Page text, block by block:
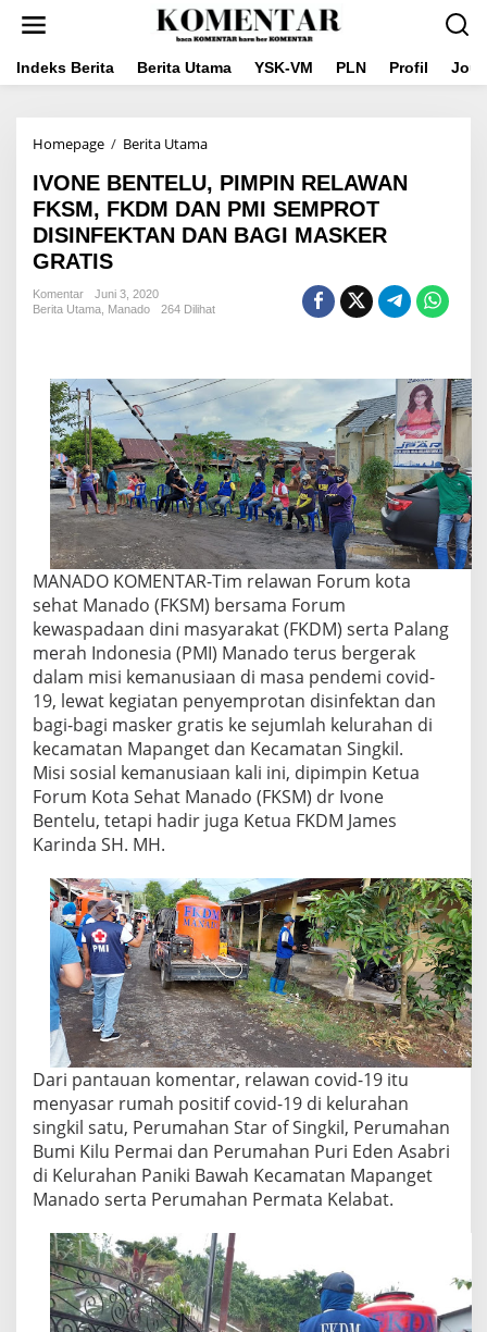
Indeks Berita Berita Utama YSK-VM PLN Profil
Homepage / Berita UtamaIVONE
PIMPIN
RELAWAN
FKSM,
FKDM
DISINFEKTAN
MASKER
GRATIS
IVONE BENTELU, PIMPIN RELAWAN
FKSM, FKDM DAN PMI SEMPROT
DISINFEKTAN DAN BAGI MASKER
GRATIS
Komentar
Juni 3, 2020
Berita Utama Manado 264 Dilihat
MANADO KOMENTAR-Tim relawan Forum kota
sehat Manado (FKSM) bersama Forum
kewaspadaan dini masyarakat (FKDM) serta Palang
merah Indonesia (PMI) Manado terus bergerak
dalam misi kemanusiaan di masa pendemi covid-
19, lewat kegiatan penyemprotan disinfektan dan
bagi-bagi masker gratis ke sejumlah kelurahan di
kecamatan Mapanget dan Kecamatan Singkil.
Misi sosial kemanusiaan kali ini, dipimpin Ketua
Forum Kota Sehat Manado (FKSM) dr Ivone
Bentelu, tetapi hadir juga Ketua FKDM James
Karinda SH. MH.
Dari pantauan komentar, relawan covid-19 itu
menyasar rumah positif covid-19 di kelurahan
singkil satu, Perumahan Star of Singkil, Perumahan
Bumi Kilu Permai dan Perumahan Puri Eden Asabri
di Kelurahan Paniki Bawah Kecamatan Mapanget
Manado serta Perumahan Permata Kelabat.